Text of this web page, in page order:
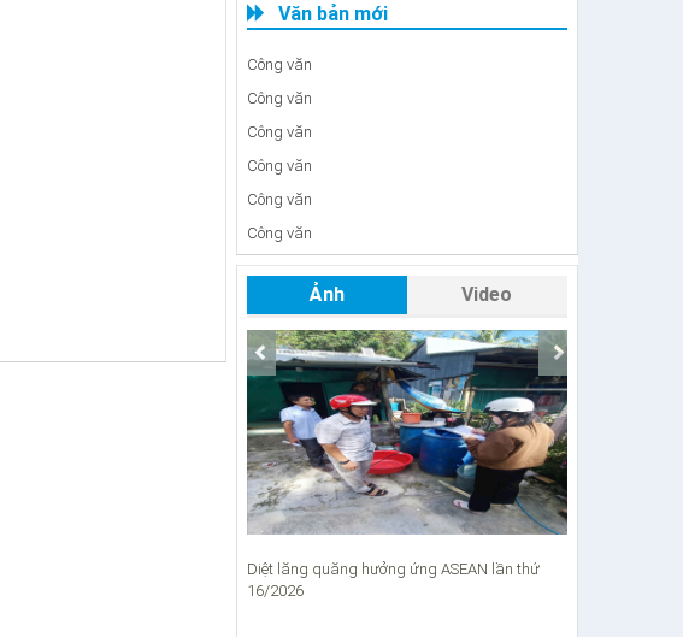
Văn bản mới
Báo Cáo
Công văn
Công văn
Công văn
Công văn
Công văn
Công văn
Quyết định
Công văn
Công văn
Công văn
Công văn
Thông báo
Công văn
Công văn
Công văn
Ảnh Video
Diệt lăng quăng hưởng ứng ASEAN lần thứ
16/2026